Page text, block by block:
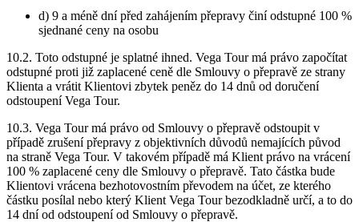
d) 9 a méně dní před zahájením přepravy činí odstupné 100 %
sjednané ceny na osobu
10.2. Toto odstupné je splatné ihned. Vega Tour má právo započítat
odstupné proti již zaplacené ceně dle Smlouvy o přepravě ze strany
Klienta a vrátit Klientovi zbytek peněz do 14 dnů od doručení
odstoupení Vega Tour.
10.3. Vega Tour má právo od Smlouvy o přepravě odstoupit v
případě zrušení přepravy z objektivních důvodů nemajících původ
na straně Vega Tour. V takovém případě má Klient právo na vrácení
100 % zaplacené ceny dle Smlouvy o přepravě. Tato částka bude
Klientovi vrácena bezhotovostním převodem na účet, ze kterého
částku posílal nebo který Klient Vega Tour bezodkladně určí, a to do
14 dní od odstoupení od Smlouvy o přepravě.